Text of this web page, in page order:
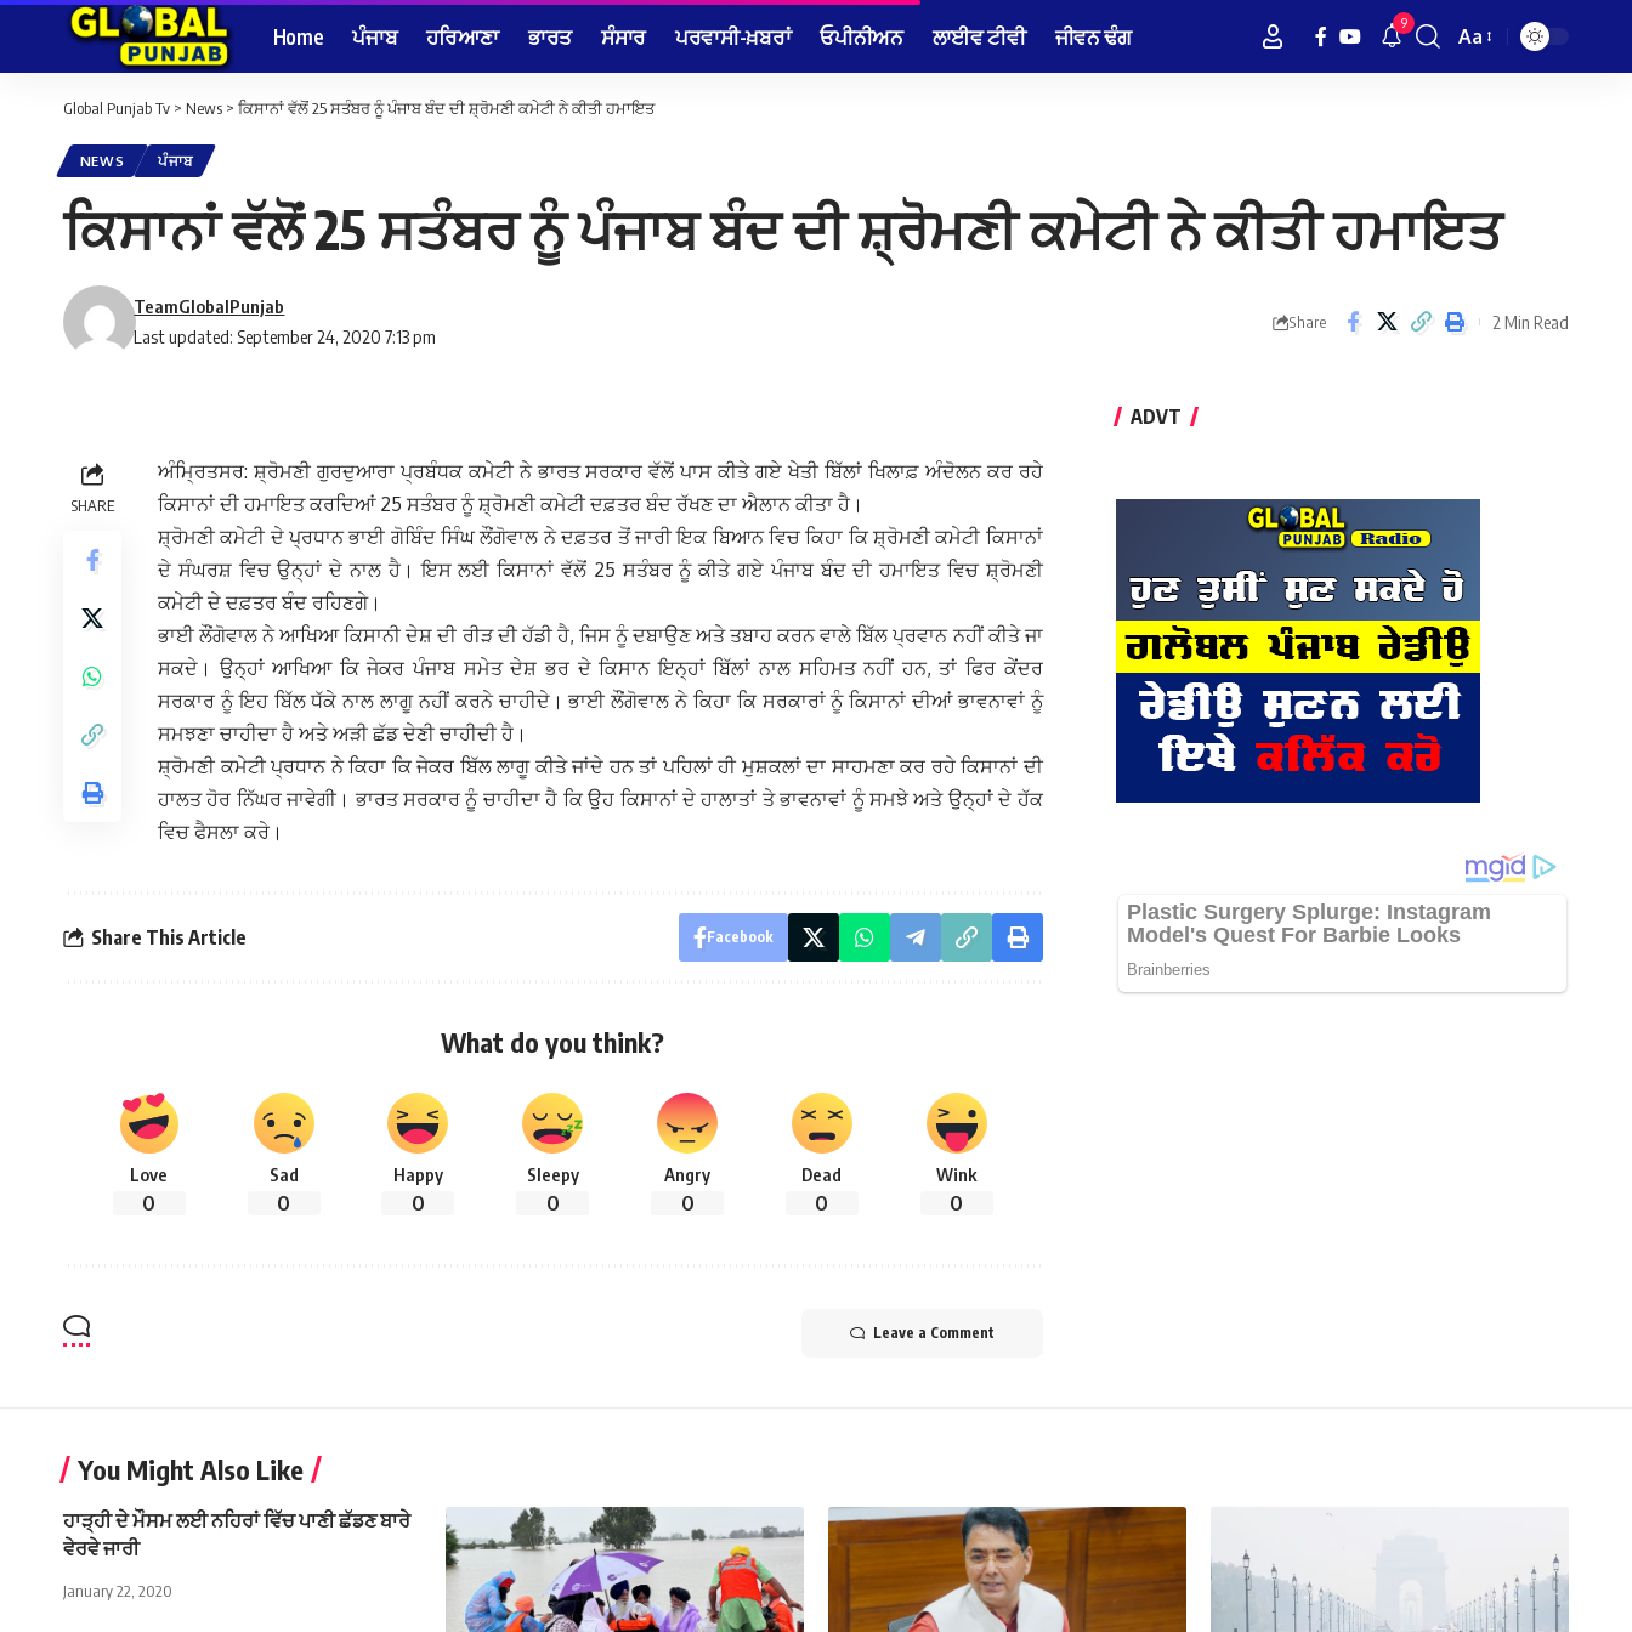
Home ਪੰਜਾਬ ਹਰਿਆਣਾ ਭਾਰਤ ਸੰਸਾਰ ਪਰਵਾਸੀ-ਖ਼ਬਰਾਂ ਓਪੀਨੀਅਨ ਲਾਈਵ ਟੀਵੀ ਜੀਵਨ ਢੰਗ 9
Font
Aa
Global Punjab Tv > News > ਕਿਸਾਨਾਂ ਵੱਲੋਂ 25 ਸਤੰਬਰ ਨੂੰ ਪੰਜਾਬ ਬੰਦ ਦੀ ਸ਼੍ਰੋਮਣੀ ਕਮੇਟੀ ਨੇ ਕੀਤੀ ਹਮਾਇਤ
NEWS ਪੰਜਾਬ
ਕਿਸਾਨਾਂ ਵੱਲੋਂ 25 ਸਤੰਬਰ ਨੂੰ ਪੰਜਾਬ ਬੰਦ ਦੀ ਸ਼੍ਰੋਮਣੀ ਕਮੇਟੀ ਨੇ ਕੀਤੀ ਹਮਾਇਤ
Last updated: September 24, 2020 7:13 pm
TeamGlobalPunjab
Share 2 Min Read
SHARE
ਅੰਮ੍ਰਿਤਸਰ: ਸ਼੍ਰੋਮਣੀ ਗੁਰਦੁਆਰਾ ਪ੍ਰਬੰਧਕ ਕਮੇਟੀ ਨੇ ਭਾਰਤ ਸਰਕਾਰ ਵੱਲੋਂ ਪਾਸ ਕੀਤੇ ਗਏ ਖੇਤੀ ਬਿੱਲਾਂ ਖਿਲਾਫ਼ ਅੰਦੋਲਨ ਕਰ ਰਹੇ
ਕਿਸਾਨਾਂ ਦੀ ਹਮਾਇਤ ਕਰਦਿਆਂ 25 ਸਤੰਬਰ ਨੂੰ ਸ਼੍ਰੋਮਣੀ ਕਮੇਟੀ ਦਫ਼ਤਰ ਬੰਦ ਰੱਖਣ ਦਾ ਐਲਾਨ ਕੀਤਾ ਹੈ।
ਸ਼੍ਰੋਮਣੀ ਕਮੇਟੀ ਦੇ ਪ੍ਰਧਾਨ ਭਾਈ ਗੋਬਿੰਦ ਸਿੰਘ ਲੌਂਗੋਵਾਲ ਨੇ ਦਫ਼ਤਰ ਤੋਂ ਜਾਰੀ ਇਕ ਬਿਆਨ ਵਿਚ ਕਿਹਾ ਕਿ ਸ਼੍ਰੋਮਣੀ ਕਮੇਟੀ ਕਿਸਾਨਾਂ
ਦੇ ਸੰਘਰਸ਼ ਵਿਚ ਉਨ੍ਹਾਂ ਦੇ ਨਾਲ ਹੈ। ਇਸ ਲਈ ਕਿਸਾਨਾਂ ਵੱਲੋਂ 25 ਸਤੰਬਰ ਨੂੰ ਕੀਤੇ ਗਏ ਪੰਜਾਬ ਬੰਦ ਦੀ ਹਮਾਇਤ ਵਿਚ ਸ਼੍ਰੋਮਣੀ
ਕਮੇਟੀ ਦੇ ਦਫ਼ਤਰ ਬੰਦ ਰਹਿਣਗੇ।
ਭਾਈ ਲੌਂਗੋਵਾਲ ਨੇ ਆਖਿਆ ਕਿਸਾਨੀ ਦੇਸ਼ ਦੀ ਰੀੜ ਦੀ ਹੱਡੀ ਹੈ, ਜਿਸ ਨੂੰ ਦਬਾਉਣ ਅਤੇ ਤਬਾਹ ਕਰਨ ਵਾਲੇ ਬਿੱਲ ਪ੍ਰਵਾਨ ਨਹੀਂ ਕੀਤੇ ਜਾ
ਸਕਦੇ। ਉਨ੍ਹਾਂ ਆਖਿਆ ਕਿ ਜੇਕਰ ਪੰਜਾਬ ਸਮੇਤ ਦੇਸ਼ ਭਰ ਦੇ ਕਿਸਾਨ ਇਨ੍ਹਾਂ ਬਿੱਲਾਂ ਨਾਲ ਸਹਿਮਤ ਨਹੀਂ ਹਨ, ਤਾਂ ਫਿਰ ਕੇਂਦਰ
ਸਰਕਾਰ ਨੂੰ ਇਹ ਬਿੱਲ ਧੱਕੇ ਨਾਲ ਲਾਗੂ ਨਹੀਂ ਕਰਨੇ ਚਾਹੀਦੇ। ਭਾਈ ਲੌਂਗੋਵਾਲ ਨੇ ਕਿਹਾ ਕਿ ਸਰਕਾਰਾਂ ਨੂੰ ਕਿਸਾਨਾਂ ਦੀਆਂ ਭਾਵਨਾਵਾਂ ਨੂੰ
ਸਮਝਣਾ ਚਾਹੀਦਾ ਹੈ ਅਤੇ ਅੜੀ ਛੱਡ ਦੇਣੀ ਚਾਹੀਦੀ ਹੈ।
ਸ਼੍ਰੋਮਣੀ ਕਮੇਟੀ ਪ੍ਰਧਾਨ ਨੇ ਕਿਹਾ ਕਿ ਜੇਕਰ ਬਿੱਲ ਲਾਗੂ ਕੀਤੇ ਜਾਂਦੇ ਹਨ ਤਾਂ ਪਹਿਲਾਂ ਹੀ ਮੁਸ਼ਕਲਾਂ ਦਾ ਸਾਹਮਣਾ ਕਰ ਰਹੇ ਕਿਸਾਨਾਂ ਦੀ
ਹਾਲਤ ਹੋਰ ਨਿੱਘਰ ਜਾਵੇਗੀ। ਭਾਰਤ ਸਰਕਾਰ ਨੂੰ ਚਾਹੀਦਾ ਹੈ ਕਿ ਉਹ ਕਿਸਾਨਾਂ ਦੇ ਹਾਲਾਤਾਂ ਤੇ ਭਾਵਨਾਵਾਂ ਨੂੰ ਸਮਝੇ ਅਤੇ ਉਨ੍ਹਾਂ ਦੇ ਹੱਕ
ਵਿਚ ਫੈਸਲਾ ਕਰੇ।
Share This Article Facebook
What do you think?
Love
0
Sad
0
Happy
0
Sleepy
0
Angry
0
Dead
0
Wink
0
Leave a Comment
ADVT
You Might Also Like
ਹਾੜ੍ਹੀ ਦੇ ਮੌਸਮ ਲਈ ਨਹਿਰਾਂ ਵਿੱਚ ਪਾਣੀ ਛੱਡਣ ਬਾਰੇ
ਵੇਰਵੇ ਜਾਰੀ
January 22, 2020